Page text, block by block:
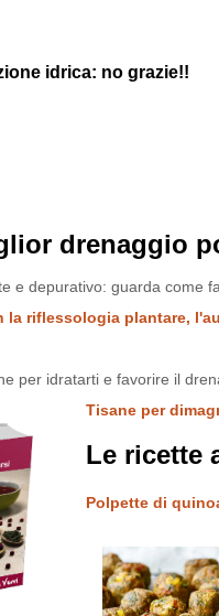
idrica: no grazie!!
drenaggio
e depurativo: guarda come
la riflessologia plantare,
per idratarti e favorire il
Tisane per
Le ricette
Polpette di